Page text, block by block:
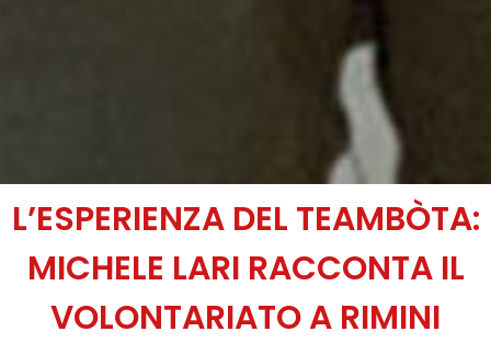
L’ESPERIENZA DEL TEAMBÒTA:
MICHELE LARI RACCONTA IL
VOLONTARIATO A RIMINI